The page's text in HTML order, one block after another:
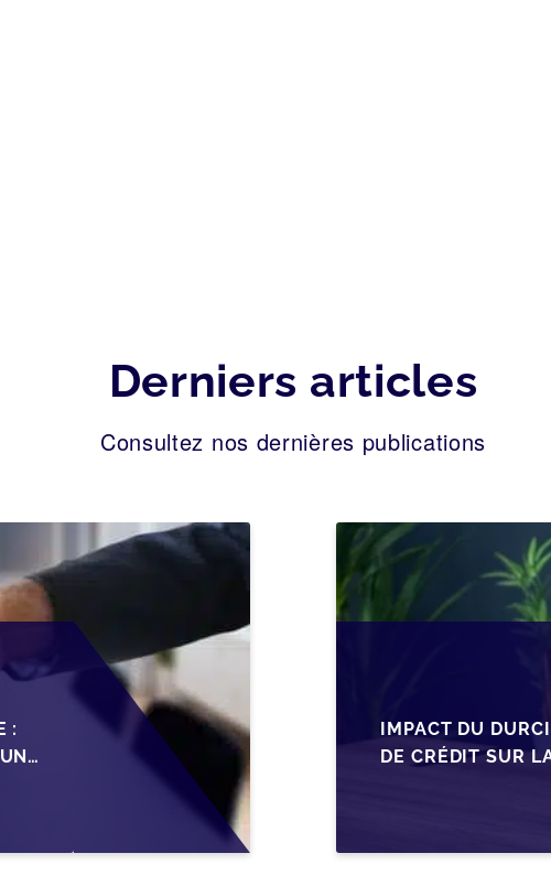
Derniers articles
Consultez nos dernières publications
:
IMPACT DU
DE CRÉDIT SUR